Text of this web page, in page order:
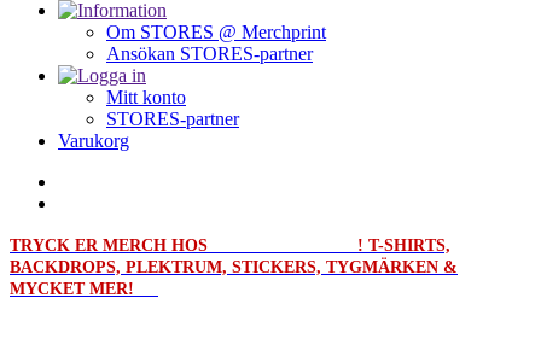
Om STORES @ Merchprint
Ansökan STORES-partner
Mitt konto
STORES-partner
Varukorg
TRYCK ER MERCH HOS
! T-SHIRTS,
BACKDROPS, PLEKTRUM, STICKERS, TYGMÄRKEN &
MYCKET MER!